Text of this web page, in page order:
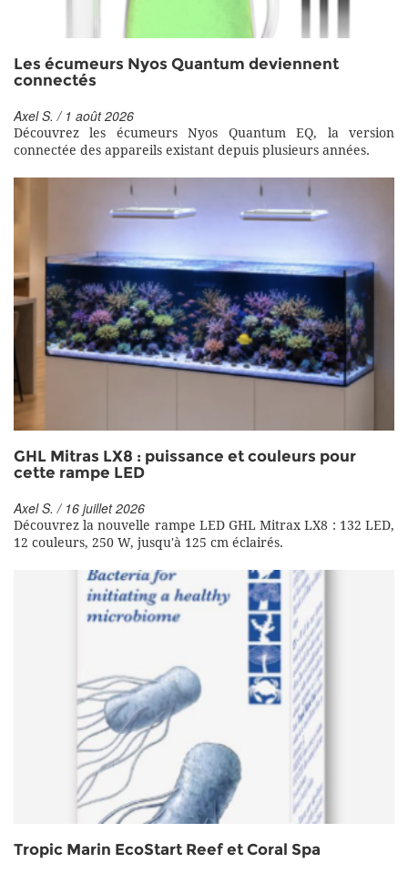
Les écumeurs Nyos Quantum deviennent
connectés
Axel S. / 1 août 2026
Découvrez les écumeurs Nyos Quantum EQ, la version
connectée des appareils existant depuis plusieurs années.
GHL Mitras LX8 : puissance et couleurs pour
cette rampe LED
Axel S. / 16 juillet 2026
Découvrez la nouvelle rampe LED GHL Mitrax LX8 : 132 LED,
12 couleurs, 250 W, jusqu'à 125 cm éclairés.
Tropic Marin EcoStart Reef et Coral Spa